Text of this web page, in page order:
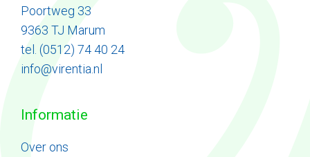
Poortweg 33
9363 TJ Marum
tel. (0512) 74 40 24
info@virentia.nl
Informatie
Over ons